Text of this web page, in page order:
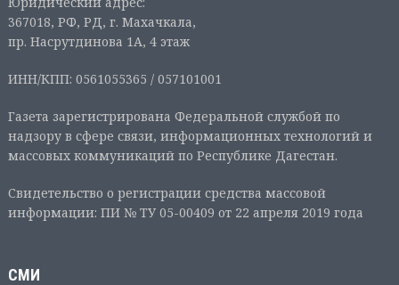
367018, РФ, РД, г. Махачкала,
пр. Насрутдинова 1А, 4 этаж
ИНН/КПП: 0561055365 / 057101001
Газета зарегистрирована Федеральной службой по
надзору в сфере связи, информационных технологий и
массовых коммуникаций по Республике Дагестан.
Свидетельство о регистрации средства массовой
информации: ПИ № ТУ 05-00409 от 22 апреля 2019 года
СМИ